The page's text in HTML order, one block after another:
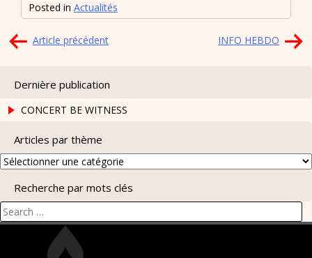
Posted in Actualités
Navigation
l’article
Article précédent INFO HEBDO
Dernière publication
CONCERT BE WITNESS
Articles par thème
Articles
thèmeRecherche par mots clés
Search
for: